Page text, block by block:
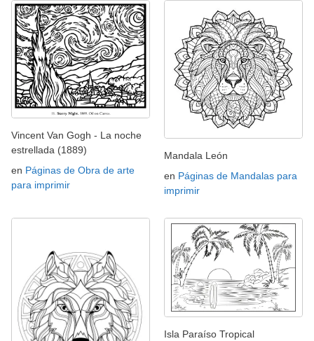
Vincent Van Gogh - La noche
estrellada (1889)
en Páginas de Obra de arte
para imprimir
Mandala León
en Páginas de Mandalas para
imprimir
Isla Paraíso Tropical